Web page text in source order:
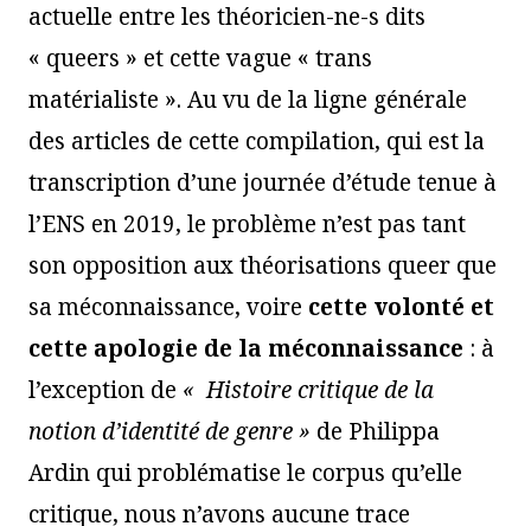
actuelle entre les théoricien-ne-s dits
« queers » et cette vague « trans
matérialiste ». Au vu de la ligne générale
des articles de cette compilation, qui est la
transcription d’une journée d’étude tenue à
l’ENS en 2019, le problème n’est pas tant
son opposition aux théorisations queer que
sa méconnaissance, voire cette volonté et
cette apologie de la méconnaissance : à
l’exception de « Histoire critique de la
notion d’identité de genre » de Philippa
Ardin qui problématise le corpus qu’elle
critique, nous n’avons aucune trace